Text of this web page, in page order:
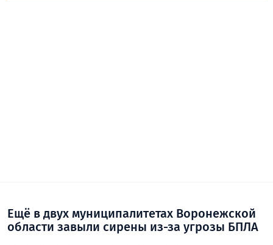
Ещё в двух муниципалитетах Воронежской
области завыли сирены из-за угрозы БПЛА